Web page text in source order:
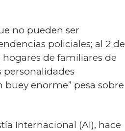
no pueden ser
policiales; al 2 de
de familiares de
personalidades
enorme” pesa sobre
Internacional (AI), hace